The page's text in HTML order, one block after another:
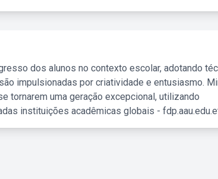
dos alunos no contexto escolar, adotando
impulsionadas por criatividade e entusiasmo.
tornarem uma geração excepcional, utilizando
instituições acadêmicas globais -